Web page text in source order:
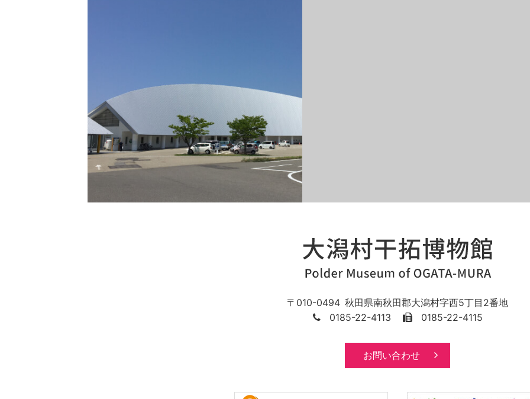
010-0494 秋田県南秋田郡大潟村字西5丁目2番地
0185-22-4113
0185-22-4115
お問い合わせ